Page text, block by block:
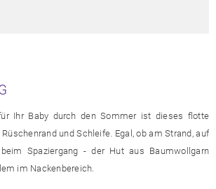
Ihr Baby durch den Sommer ist dieses flotte
und Schleife. Egal, ob am Strand, auf
Spaziergang - der Hut aus Baumwollgarn
im Nackenbereich.